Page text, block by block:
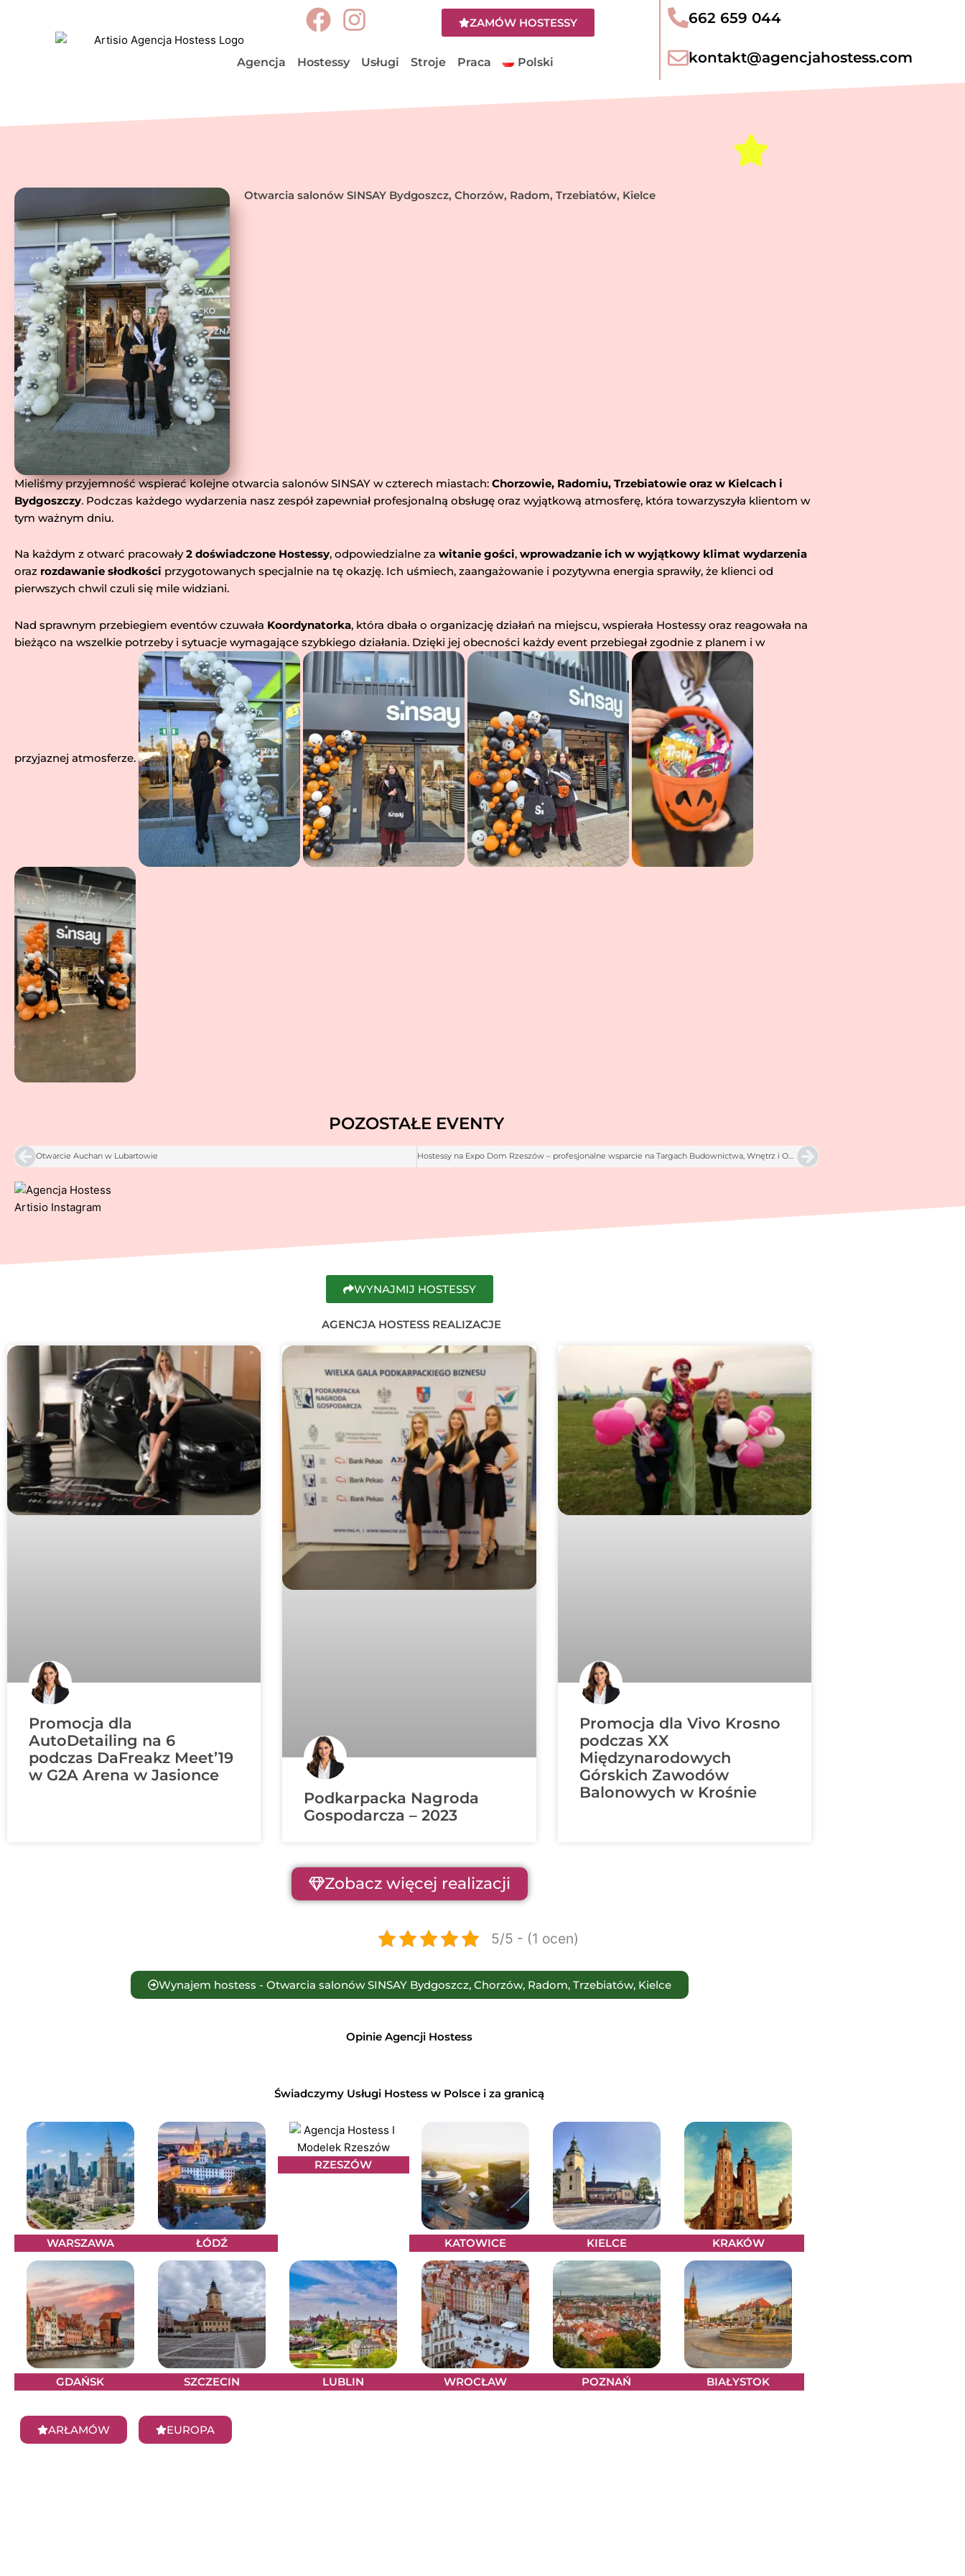
F
c
b
k
I
s
a
a
ZAMÓW HOSTESSY
Agencja Hostessy Usługi Stroje Praca Polski
662 659 044​
kontakt@agencjahostess.com
Otwarcia salonów SINSAY Bydgoszcz, Chorzów, Radom, Trzebiatów, Kielce
Mieliśmy przyjemność wspierać kolejne otwarcia salonów SINSAY w czterech miastach: Chorzowie, Radomiu, Trzebiatowie oraz w Kielcach i
Bydgoszczy. Podczas każdego wydarzenia nasz zespół zapewniał profesjonalną obsługę oraz wyjątkową atmosferę, która towarzyszyła klientom w
tym ważnym dniu.
Na każdym z otwarć pracowały2 doświadczone Hostessy, odpowiedzialne za witanie gości, wprowadzanie ich w wyjątkowy klimat wydarzenia
oraz rozdawanie słodkości przygotowanych specjalnie na tę okazję. Ich uśmiech, zaangażowanie i pozytywna energia sprawiły, że klienci od
pierwszych chwil czuli się mile widziani.
Nad sprawnym przebiegiem eventów czuwała Koordynatorka, która dbała o organizację działań na miejscu, wspierała Hostessy oraz reagowała na
bieżąco na wszelkie potrzeby i sytuacje wymagające szybkiego działania. Dzięki jej obecności każdy event przebiegał zgodnie z planem i w
przyjaznej atmosferze.
POZOSTAŁE EVENTY
PrevOtwarcie Auchan w Lubartowie Hostessy na Expo Dom Rzeszów – profesjonalne wsparcie na Targach Budownictwa, Wnętrz i Ogrodów 2025 Next
WYNAJMIJ HOSTESSY
AGENCJA HOSTESS REALIZACJE
Promocja dla
AutoDetailing na 6
podczas DaFreakz Meet’19
w G2A Arena w Jasionce
Podkarpacka Nagroda
Gospodarcza – 2023
Promocja dla Vivo Krosno
podczas XX
Międzynarodowych
Górskich Zawodów
Balonowych w Krośnie
Zobacz więcej realizacji
5/5 - (1 ocen)
Wynajem hostess - Otwarcia salonów SINSAY Bydgoszcz, Chorzów, Radom, Trzebiatów, Kielce
Opinie Agencji Hostess
Świadczymy Usługi Hostess w Polsce i za granicą
WARSZAWA ŁÓDŹ
RZESZÓW
KATOWICE KIELCE KRAKÓW
GDAŃSK SZCZECIN LUBLIN WROCŁAW POZNAŃ BIAŁYSTOK
ARŁAMÓW EUROPA